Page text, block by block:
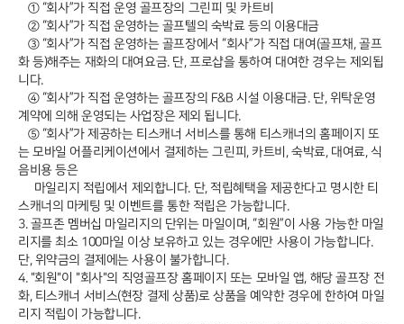
① “회사”가 직접 운영 골프장의 그린피 및 카트비
② “회사”가 직접 운영하는 골프텔의 숙박료 등의 이용대금
③ “회사”가 직접 운영하는 골프장에서 “회사”가 직접 대여(골프채, 골프
화 등)해주는 재화의 대여요금. 단, 프로샵을 통하여 대여한 경우는 제외됩
니다.
④ “회사”가 직접 운영하는 골프장의 F&B 시설 이용대금. 단, 위탁운영
계약에 의해 운영되는 사업장은 제외 됩니다.
⑤ “회사”가 제공하는 티스캐너 서비스를 통해 티스캐너의 홈페이지 또
는 모바일 어플리케이션에서 결제하는 그린피, 카트비, 숙박료, 대여료, 식
음비용 등은
마일리지 적립에서 제외합니다. 단, 적립혜택을 제공한다고 명시한 티
스캐너의 마케팅 및 이벤트를 통한 적립은 가능합니다.
3. 골프존 멤버십 마일리지의 단위는 마일이며, “회원”이 사용 가능한 마일
리지를 최소 100마일 이상 보유하고 있는 경우에만 사용이 가능합니다.
단, 위약금의 결제에는 사용이 불가합니다.
4. "회원"이 "회사"의 직영골프장 홈페이지 또는 모바일 앱, 해당 골프장 전
화, 티스캐너 서비스(현장 결제 상품)로 상품을 예약한 경우에 한하여 마일
리지 적립이 가능합니다.